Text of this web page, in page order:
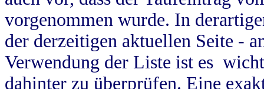
vorgenommen wurde. In
der derzeitigen aktuellen Seite -
Verwendung der Liste ist es
dahinter zu überprüfen. Eine